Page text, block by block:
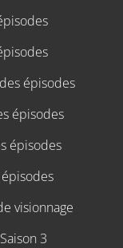
épisodes
épisodes
épisodes
visionnage
3